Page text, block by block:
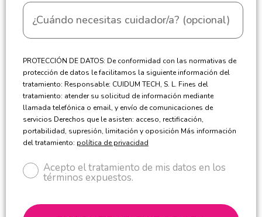
PROTECCIÓN DE DATOS: De conformidad con las normativas de
protección de datos le facilitamos la siguiente información del
tratamiento: Responsable: CUIDUM TECH, S. L. Fines del
tratamiento: atender su solicitud de información mediante
llamada telefónica o email, y envío de comunicaciones de
servicios Derechos que le asisten: acceso, rectificación,
portabilidad, supresión, limitación y oposición Más información
del tratamiento: política de privacidad
Acepto el tratamiento de mis datos en los
términos expuestos.